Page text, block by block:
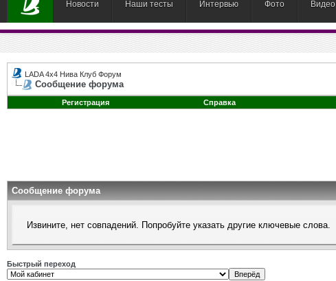
Новости Наши тесты Интервью Фото Видео
LADA 4x4 Нива Клуб Форум
Сообщение форума
Регистрация
Справка
Сообщение форума
Извините, нет совпадений. Попробуйте указать другие ключевые слова.
Быстрый переход